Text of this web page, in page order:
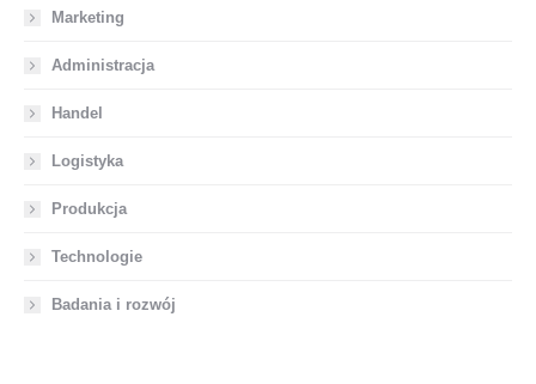
Marketing
Administracja
Handel
Logistyka
Produkcja
Technologie
Badania i rozwój